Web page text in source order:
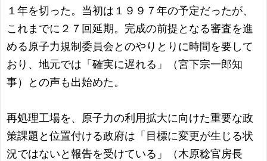
１年を切った。当初は１９９７年の予定だったが、
これまでに２７回延期。完成の前提となる審査を進
める原子力規制委員会とのやりとりに時間を要して
おり、地元では「確実に遅れる」（宮下宗一郎知
事）との声も出始めた。
再処理工場を、原子力の利用拡大に向けた重要な政
策課題と位置付ける政府は「目標に変更が生じる状
況ではないと報告を受けている」（木原稔官房長